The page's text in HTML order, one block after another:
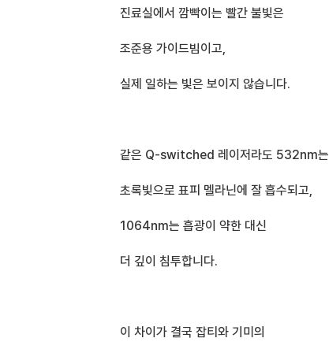
진료실에서 깜빡이는 빨간 불빛은
조준용 가이드빔이고,
실제 일하는 빛은 보이지 않습니다.
같은 Q-switched 레이저라도 532nm는
초록빛으로 표피 멜라닌에 잘 흡수되고,
1064nm는 흡광이 약한 대신
더 깊이 침투합니다.
이 차이가 결국 잡티와 기미의